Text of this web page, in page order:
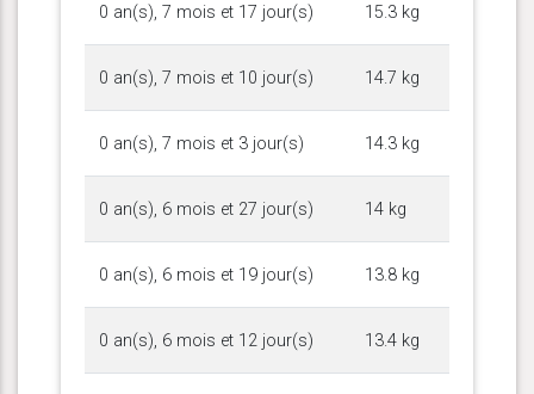
0 an(s), 7 mois et 17 jour(s) 15.3 kg
0 an(s), 7 mois et 10 jour(s) 14.7 kg
0 an(s), 7 mois et 3 jour(s) 14.3 kg
0 an(s), 6 mois et 27 jour(s) 14 kg
0 an(s), 6 mois et 19 jour(s) 13.8 kg
0 an(s), 6 mois et 12 jour(s) 13.4 kg